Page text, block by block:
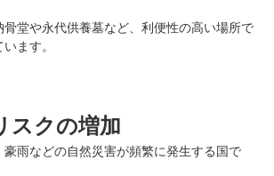
堂や永代供養墓など、利便性の高い場所で
ます。
スクの増加
豪雨などの自然災害が頻繁に発生する国で